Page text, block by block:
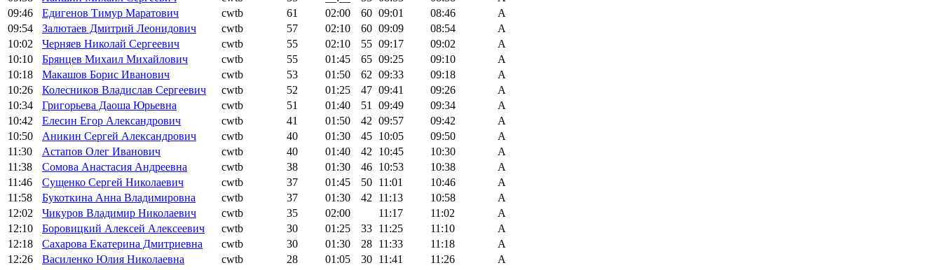
09:46
Едигенов Тимур Маратович cwtb 61 02:00 60 09:01 08:46
A
09:54
Залютаев Дмитрий Леонидович cwtb 57 02:10 60 09:09 08:54
A
10:02
Черняев Николай Сергеевич cwtb 55 02:10 55 09:17 09:02
A
10:10
Брянцев Михаил Михайлович cwtb 55 01:45 65 09:25 09:10
A
10:18
Макашов Борис Иванович cwtb 53 01:50 62 09:33 09:18
A
10:26
Колесников Владислав Сергеевич cwtb 52 01:25 47 09:41 09:26
A
10:34
Григорьева Даоша Юрьевна cwtb 51 01:40 51 09:49 09:34
A
10:42
Елесин Егор Александрович cwtb 41 01:50 42 09:57 09:42
A
10:50
Аникин Сергей Александрович cwtb 40 01:30 45 10:05 09:50
A
11:30
Астапов Олег Иванович cwtb 40 01:40 42 10:45 10:30
A
11:38
Сомова Анастасия Андреевна cwtb 38 01:30 46 10:53 10:38
A
11:46
Сущенко Сергей Николаевич cwtb 37 01:45 50 11:01 10:46
A
11:58
Букоткина Анна Владимировна cwtb 37 01:30 42 11:13 10:58
A
12:02
Чикуров Владимир Николаевич cwtb 35 02:00 11:17 11:02
A
12:10
Боровицкий Алексей Алексеевич cwtb 30 01:25 33 11:25 11:10
A
12:18
Сахарова Екатерина Дмитриевна cwtb 30 01:30 28 11:33 11:18
A
12:26
Василенко Юлия Николаевна cwtb 28 01:05 30 11:41 11:26
A